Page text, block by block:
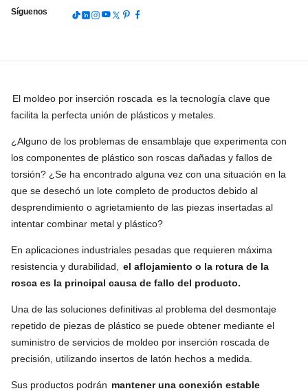
Síguenos
El moldeo por inserción roscada es la tecnología clave que
facilita la perfecta unión de plásticos y metales.
¿Alguno de los problemas de ensamblaje que experimenta con
los componentes de plástico son roscas dañadas y fallos de
torsión? ¿Se ha encontrado alguna vez con una situación en la
que se desechó un lote completo de productos debido al
desprendimiento o agrietamiento de las piezas insertadas al
intentar combinar metal y plástico?
En aplicaciones industriales pesadas que requieren máxima
resistencia y durabilidad,
el aflojamiento o la rotura de la
rosca es la principal causa de fallo del producto.
Una de las soluciones definitivas al problema del desmontaje
repetido de piezas de plástico se puede obtener mediante el
suministro de servicios de moldeo por inserción roscada de
precisión, utilizando insertos de latón hechos a medida.
Sus productos podrán mantener una conexión estable